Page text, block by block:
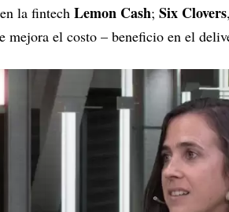
la fintech Lemon Cash; Six Clovers
mejora el costo – beneficio en el